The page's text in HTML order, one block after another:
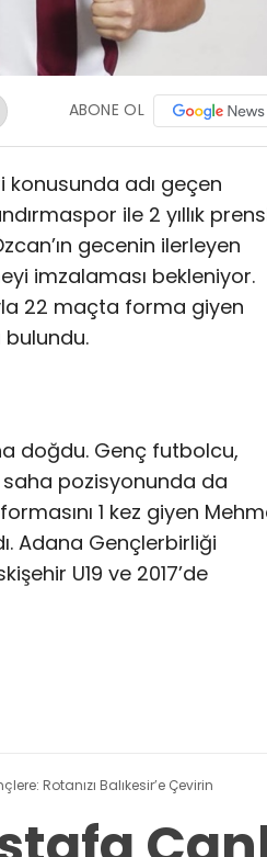
ABONE OL
adı geçen
ile 2 yıllık
gecenin ilerleyen
imzalaması bekleniyor.
22 maçta forma giyen
bulundu.
doğdu. Genç futbolcu,
pozisyonunda da
1 kez giyen
Adana Gençlerbirliği
U19 ve 2017’de
Rotanızı Balıkesir’e Çevirin